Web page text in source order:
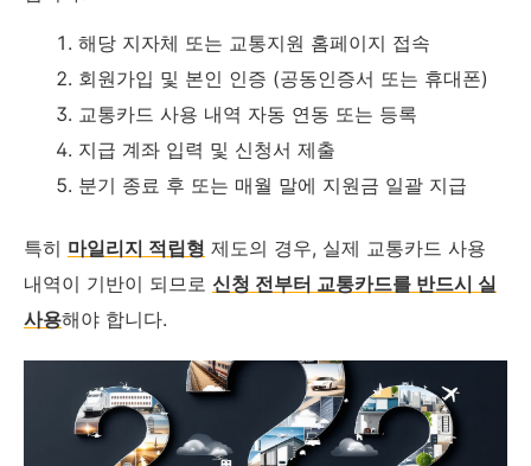
해당 지자체 또는 교통지원 홈페이지 접속
회원가입 및 본인 인증 (공동인증서 또는 휴대폰)
교통카드 사용 내역 자동 연동 또는 등록
지급 계좌 입력 및 신청서 제출
분기 종료 후 또는 매월 말에 지원금 일괄 지급
특히 마일리지 적립형 제도의 경우, 실제 교통카드 사용
내역이 기반이 되므로 신청 전부터 교통카드를 반드시 실
사용해야 합니다.